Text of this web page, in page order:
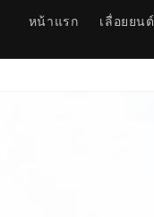
หน้าแรก เลื่อยยนต์